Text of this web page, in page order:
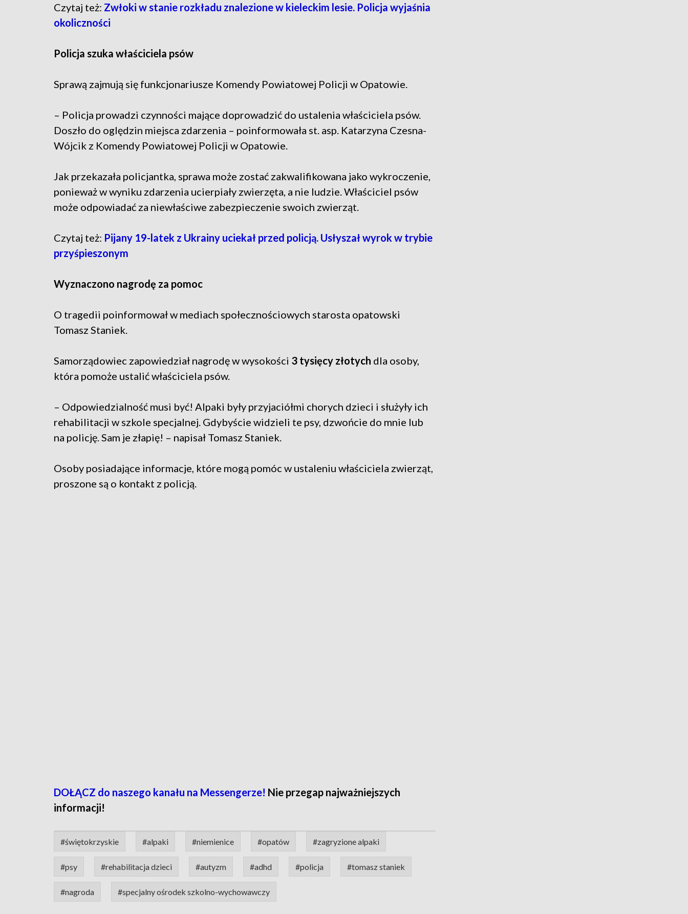
Czytaj też: Zwłoki w stanie rozkładu znalezione w kieleckim lesie. Policja wyjaśnia
okoliczności
Policja szuka właściciela psów
Sprawą zajmują się funkcjonariusze Komendy Powiatowej Policji w Opatowie.
– Policja prowadzi czynności mające doprowadzić do ustalenia właściciela psów.
Doszło do oględzin miejsca zdarzenia – poinformowała st. asp. Katarzyna Czesna-
Wójcik z Komendy Powiatowej Policji w Opatowie.
Jak przekazała policjantka, sprawa może zostać zakwalifikowana jako wykroczenie,
ponieważ w wyniku zdarzenia ucierpiały zwierzęta, a nie ludzie. Właściciel psów
może odpowiadać za niewłaściwe zabezpieczenie swoich zwierząt.
Czytaj też: Pijany 19-latek z Ukrainy uciekał przed policją. Usłyszał wyrok w trybie
przyśpieszonym
Wyznaczono nagrodę za pomoc
O tragedii poinformował w mediach społecznościowych starosta opatowski
Tomasz Staniek.
Samorządowiec zapowiedział nagrodę w wysokości 3 tysięcy złotych dla osoby,
która pomoże ustalić właściciela psów.
– Odpowiedzialność musi być! Alpaki były przyjaciółmi chorych dzieci i służyły ich
rehabilitacji w szkole specjalnej. Gdybyście widzieli te psy, dzwońcie do mnie lub
na policję. Sam je złapię! – napisał Tomasz Staniek.
Osoby posiadające informacje, które mogą pomóc w ustaleniu właściciela zwierząt,
proszone są o kontakt z policją.
DOŁĄCZ do naszego kanału na Messengerze! Nie przegap najważniejszych
informacji!
#świętokrzyskie #alpaki #niemienice #opatów #zagryzione alpaki
#psy #rehabilitacja dzieci #autyzm #adhd #policja #tomasz staniek
#nagroda #specjalny ośrodek szkolno-wychowawczy